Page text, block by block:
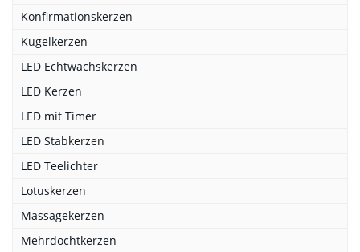
Konfirmationskerzen
Kugelkerzen
LED Echtwachskerzen
LED Kerzen
LED mit Timer
LED Stabkerzen
LED Teelichter
Lotuskerzen
Massagekerzen
Mehrdochtkerzen